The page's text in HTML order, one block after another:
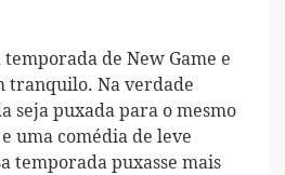
de New Game e
tranquilo. Na verdade
seja puxada para o mesmo
uma comédia de leve
temporada puxasse mais